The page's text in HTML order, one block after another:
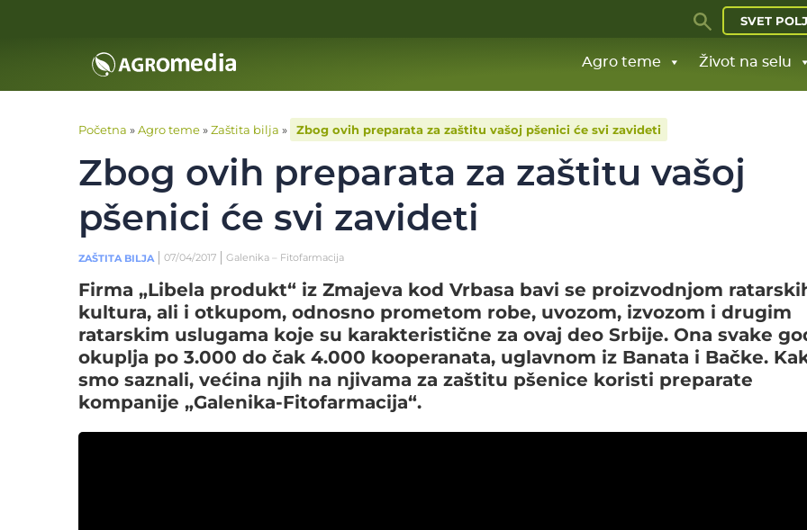
SVET
Agro teme Život na selu
Početna »Agro teme»Zaštita bilja » Zbog ovih preparata za zaštitu vašoj pšenici će svi zavideti
Zbog ovih preparata za zaštitu vašoj
pšenici će svi zavideti
ZAŠTITA BILJA 07/04/2017 Galenika – Fitofarmacija
Firma „Libela produkt“ iz Zmajeva kod Vrbasa bavi se proizvodnjom
kultura, ali i otkupom, odnosno prometom robe, uvozom, izvozom i drugim
ratarskim uslugama koje su karakteristične za ovaj deo Srbije. Ona svake
okuplja po 3.000 do čak 4.000 kooperanata, uglavnom iz Banata i Bačke.
smo saznali, većina njih na njivama za zaštitu pšenice koristi preparate
kompanije „Galenika-Fitofarmacija“.